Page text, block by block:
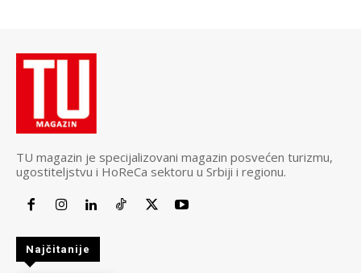
TU magazin je specijalizovani magazin posvećen turizmu,
ugostiteljstvu i HoReCa sektoru u Srbiji i regionu.
Najčitanije